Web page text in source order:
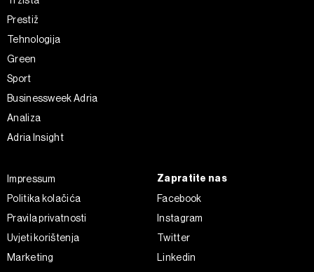
Prestiž
Tehnologija
Green
Sport
Businessweek Adria
Analiza
Adria Insight
Impressum
Politika kolačića
Pravila privatnosti
Uvjeti korištenja
Marketing
Zapratite nas
Facebook
Instagram
Twitter
Linkedin